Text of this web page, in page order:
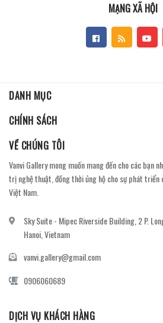
MẠNG XÃ HỘI
DANH MỤC
CHÍNH SÁCH
VỀ CHÚNG TÔI
Vanvi Gallery mong muốn mang đến cho các bạn
trị nghệ thuật, đồng thời ủng hộ cho sự phát triển
Việt Nam.
Sky Suite - Mipec Riverside Building, 2 P.
Hanoi, Vietnam
vanvi.gallery@gmail.com
0906060689
DỊCH VỤ KHÁCH HÀNG